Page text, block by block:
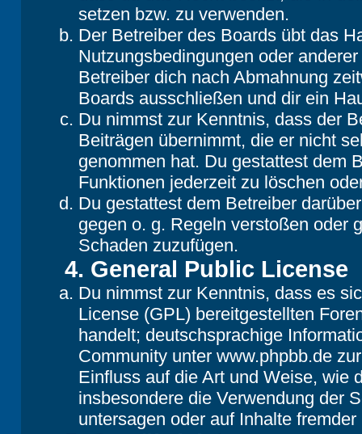
setzen bzw. zu verwenden.
Der Betreiber des Boards übt das
Nutzungsbedingungen oder
Betreiber dich nach Abmahnung
Boards ausschließen und dir ein
Du nimmst zur Kenntnis, dass der
Beiträgen übernimmt, die er nicht
genommen hat. Du gestattest dem
Funktionen jederzeit zu löschen
Du gestattest dem Betreiber
gegen o. g. Regeln verstoßen oder
Schaden zuzufügen.
4. General Public License
Du nimmst zur Kenntnis, dass es
License (GPL) bereitgestellten
handelt; deutschsprachige
Community unter www.phpbb.de
Einfluss auf die Art und Weise, wie
insbesondere die Verwendung der
untersagen oder auf Inhalte